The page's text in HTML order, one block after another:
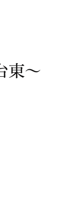
東～